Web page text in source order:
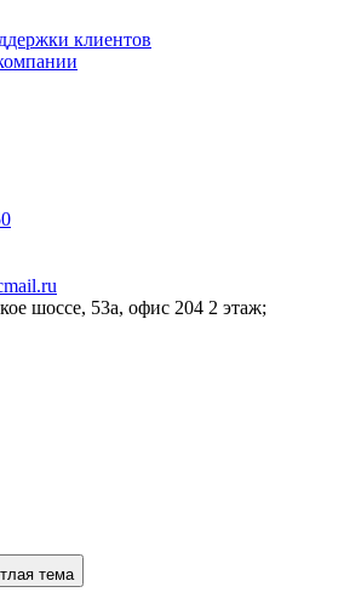
клиентов
шоссе, 53а, офис 204 2 этаж;
тема